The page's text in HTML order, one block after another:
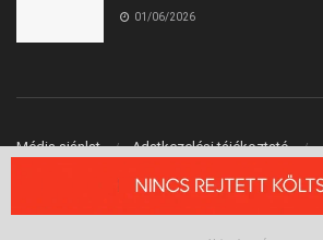
01/06/2026
Média ajánlat
Adatkezelési tájékoztató
© 2026 Angliai Kisokos™ - Angliai Magyarok Oldala